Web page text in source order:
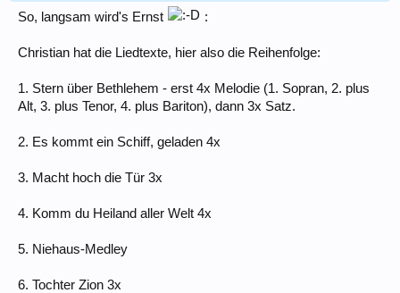
So, langsam wird's Ernst :
Christian hat die Liedtexte, hier also die Reihenfolge:
1. Stern über Bethlehem - erst 4x Melodie (1. Sopran, 2. plus
Alt, 3. plus Tenor, 4. plus Bariton), dann 3x Satz.
2. Es kommt ein Schiff, geladen 4x
3. Macht hoch die Tür 3x
4. Komm du Heiland aller Welt 4x
5. Niehaus-Medley
6. Tochter Zion 3x